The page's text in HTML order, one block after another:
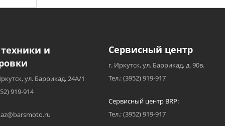
и
ул. Баррикад, 24А/1
919-914
Сервисный центр
г. Иркутск, ул. Баррикад, д. 90в.
Тел.: (3952) 919-917
Сервисный центр BRP:
Тел.: (3952) 919-917